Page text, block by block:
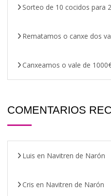
Sorteo de 10 cocidos para
Rematamos o canxe dos
Canxeamos o vale de
COMENTARIOS
Luis en Navitren de Narón
Cris en Navitren de Narón